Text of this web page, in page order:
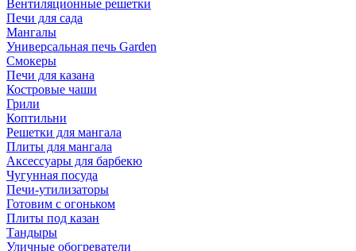
Вентиляционные решетки
Печи для сада
Мангалы
Универсальная печь Garden
Смокеры
Печи для казана
Костровые чаши
Грили
Коптильни
Решетки для мангала
Плиты для мангала
Аксессуары для барбекю
Чугунная посуда
Печи-утилизаторы
Готовим с огоньком
Плиты под казан
Тандыры
Уличные обогреватели